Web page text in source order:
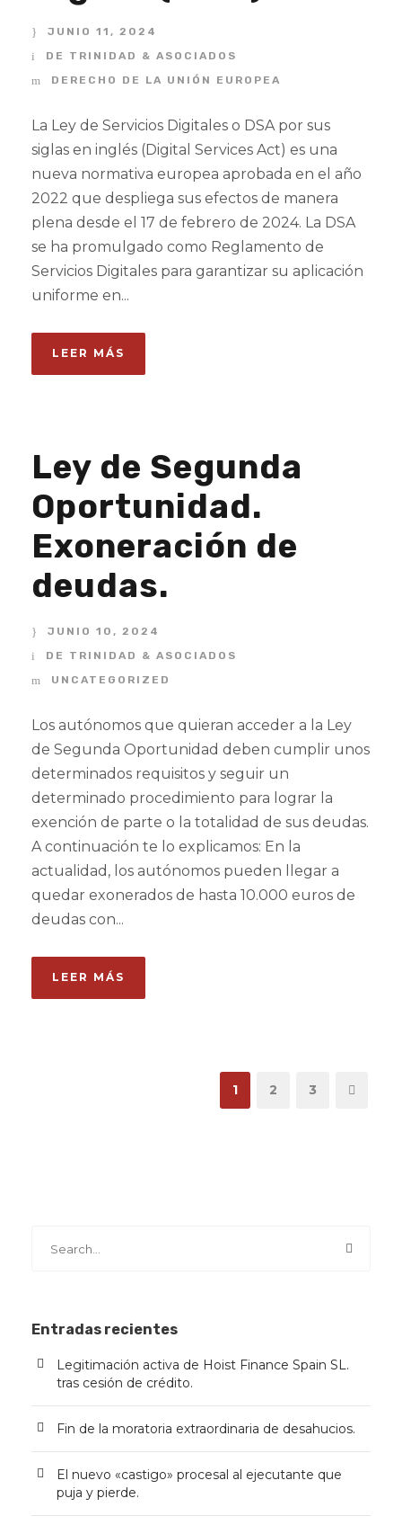
JUNIO 11, 2024
DE TRINIDAD & ASOCIADOS
DERECHO DE LA UNIÓN EUROPEA
La Ley de Servicios Digitales o DSA por sus
siglas en inglés (Digital Services Act) es una
nueva normativa europea aprobada en el año
2022 que despliega sus efectos de manera
plena desde el 17 de febrero de 2024. La DSA
se ha promulgado como Reglamento de
Servicios Digitales para garantizar su aplicación
uniforme en...
LEER MÁS
Ley de Segunda
Oportunidad.
Exoneración de
deudas.
JUNIO 10, 2024
DE TRINIDAD & ASOCIADOS
UNCATEGORIZED
Los autónomos que quieran acceder a la Ley
de Segunda Oportunidad deben cumplir unos
determinados requisitos y seguir un
determinado procedimiento para lograr la
exención de parte o la totalidad de sus deudas.
A continuación te lo explicamos: En la
actualidad, los autónomos pueden llegar a
quedar exonerados de hasta 10.000 euros de
deudas con...
LEER MÁS
1 2 3
Entradas recientes
Legitimación activa de Hoist Finance Spain SL.
tras cesión de crédito.
Fin de la moratoria extraordinaria de desahucios.
El nuevo «castigo» procesal al ejecutante que
puja y pierde.